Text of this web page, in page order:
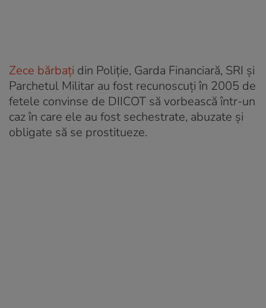
Zece bărbați din Poliție, Garda Financiară, SRI și
Parchetul Militar au fost recunoscuți în 2005 de
fetele convinse de DIICOT să vorbească într-un
caz în care ele au fost sechestrate, abuzate și
obligate să se prostitueze.